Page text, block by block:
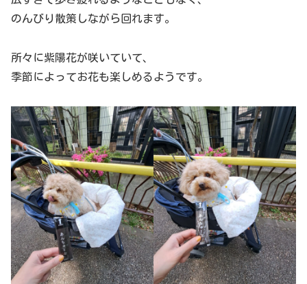
のんびり散策しながら回れます。
所々に紫陽花が咲いていて、
季節によってお花も楽しめるようです。